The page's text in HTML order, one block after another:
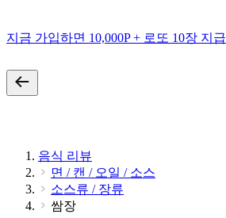
지금 가입하면 10,000P + 로또 10장 지급
음식 리뷰
면 / 캔 / 오일 / 소스
소스류 / 장류
쌈장